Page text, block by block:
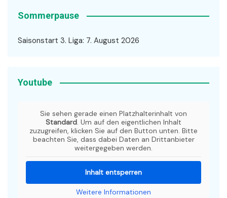
Sommerpause
Saisonstart 3. Liga: 7. August 2026
Youtube
Sie sehen gerade einen Platzhalterinhalt von
Standard. Um auf den eigentlichen Inhalt
zuzugreifen, klicken Sie auf den Button unten. Bitte
beachten Sie, dass dabei Daten an Drittanbieter
weitergegeben werden.
Inhalt entsperren
Weitere Informationen